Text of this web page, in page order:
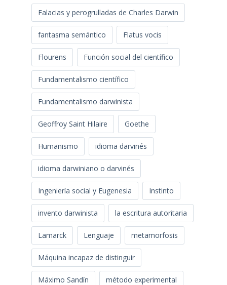
Falacias y perogrulladas de Charles Darwin
fantasma semántico Flatus vocis
Flourens Función social del científico
Fundamentalismo científico
Fundamentalismo darwinista
Geoffroy Saint Hilaire Goethe
Humanismo idioma darvinés
idioma darwiniano o darvinés
Ingeniería social y Eugenesia Instinto
invento darwinista la escritura autoritaria
Lamarck Lenguaje metamorfosis
Máquina incapaz de distinguir
Máximo Sandín método experimental